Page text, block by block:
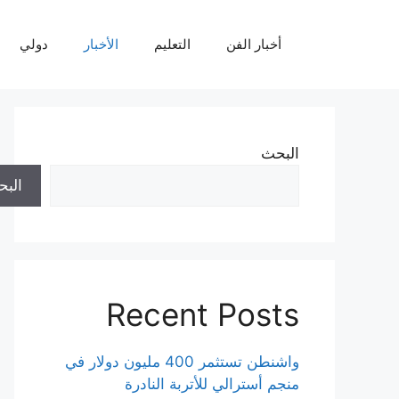
أخبار الفن التعليم الأخبار دولي
البحث
Recent Posts
واشنطن تستثمر 400 مليون دولار في
منجم أسترالي للأتربة النادرة